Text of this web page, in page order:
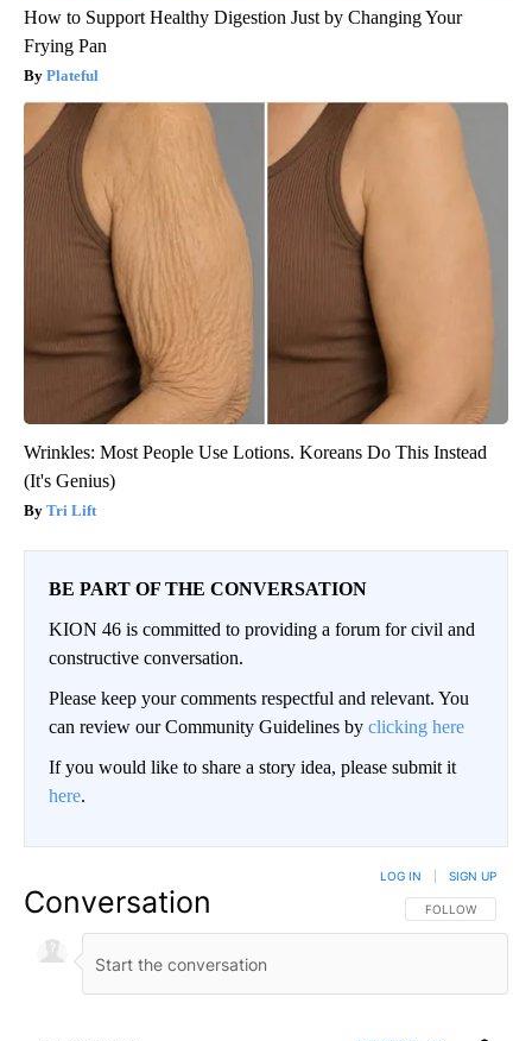
How to Support Healthy Digestion Just by Changing Your
Frying Pan
Plateful
Wrinkles: Most People Use Lotions. Koreans Do This Instead
(It's Genius)
Tri Lift
BE PART OF THE CONVERSATION
KION 46 is committed to providing a forum for civil and
constructive conversation.
Please keep your comments respectful and relevant. You
can review our Community Guidelines by clicking here
If you would like to share a story idea, please submit it
here.
Conversation FOLLOW THIS
FOLLOW
LOG IN SIGN UP